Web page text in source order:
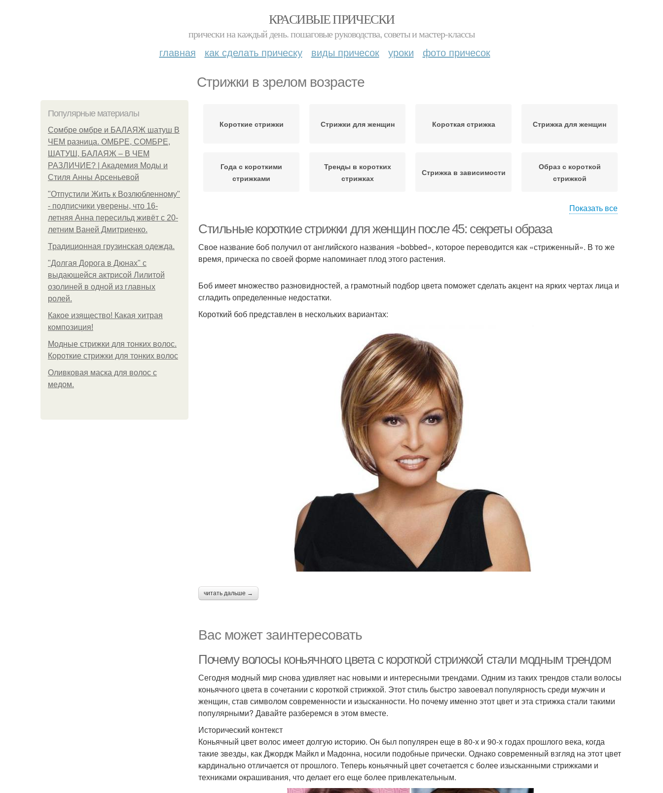
КРАСИВЫЕ ПРИЧЕСКИ
прически на каждый день. пошаговые руководства, советы и мастер-классы
главная как сделать прическу виды причесок уроки фото причесок
Стрижки в зрелом возрасте
Популярные материалы
Сомбре омбре и БАЛАЯЖ шатуш В
ЧЕМ разница. ОМБРЕ, СОМБРЕ,
ШАТУШ, БАЛАЯЖ – В ЧЕМ
РАЗЛИЧИЕ? | Академия Моды и
Стиля Анны Арсеньевой
"Отпустили Жить к Возлюбленному"
- подписчики уверены, что 16-
летняя Анна пересильд живёт с 20-
летним Ваней Дмитриенко.
Традиционная грузинская одежда.
"Долгая Дорога в Дюнах" с
выдающейся актрисой Лилитой
озолиней в одной из главных
ролей.
Какое изящество! Какая хитрая
композиция!
Модные стрижки для тонких волос.
Короткие стрижки для тонких волос
Оливковая маска для волос с
медом.
Короткие стрижки Стрижки для женщин Короткая стрижка Стрижка для женщин
Года с короткими
стрижками
Тренды в коротких
стрижках
Стрижка в зависимости
Образ с короткой
стрижкой
Показать все
Стильные короткие стрижки для женщин после 45: секреты образа
Свое название боб получил от английского названия «bobbed», которое переводится как «стриженный». В то же
время, прическа по своей форме напоминает плод этого растения.
Боб имеет множество разновидностей, а грамотный подбор цвета поможет сделать акцент на ярких чертах лица и
сгладить определенные недостатки.
Короткий боб представлен в нескольких вариантах:
читать дальше →
Вас может заинтересовать
Почему волосы коньячного цвета с короткой стрижкой стали модным трендом
Сегодня модный мир снова удивляет нас новыми и интересными трендами. Одним из таких трендов стали волосы
коньячного цвета в сочетании с короткой стрижкой. Этот стиль быстро завоевал популярность среди мужчин и
женщин, став символом современности и изысканности. Но почему именно этот цвет и эта стрижка стали такими
популярными? Давайте разберемся в этом вместе.
Исторический контекст
Коньячный цвет волос имеет долгую историю. Он был популярен еще в 80-х и 90-х годах прошлого века, когда
такие звезды, как Джордж Майкл и Мадонна, носили подобные прически. Однако современный взгляд на этот цвет
кардинально отличается от прошлого. Теперь коньячный цвет сочетается с более изысканными стрижками и
техниками окрашивания, что делает его еще более привлекательным.